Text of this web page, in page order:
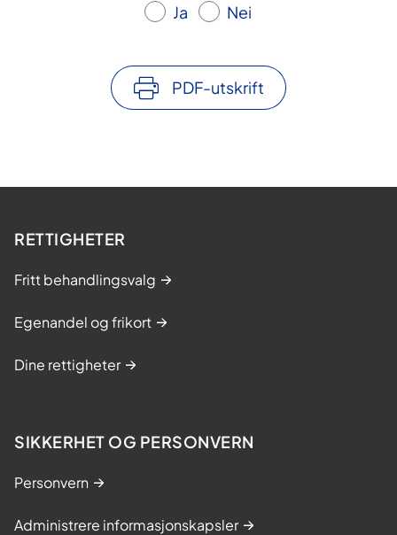
Ja Nei
PDF-utskrift
RETTIGHETER
Fritt behandlingsvalg
Egenandel og frikort
Dine rettigheter
SIKKERHET OG PERSONVERN
Personvern
Administrere informasjonskapsler